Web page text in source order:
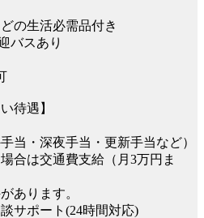
の生活必需品付き
バスあり
待遇】
当・深夜手当・更新手当など）
合は交通費支給（月3万円ま
あります。
サポート(24時間対応)